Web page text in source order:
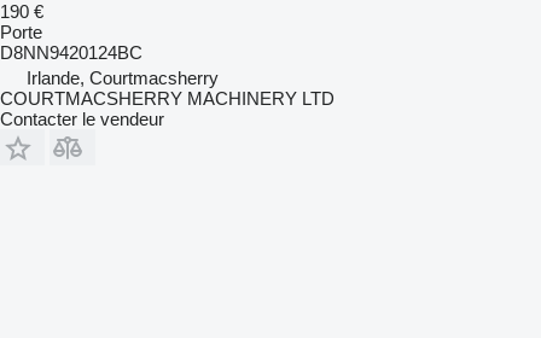
190 €
Porte
D8NN9420124BC
Irlande, Courtmacsherry
COURTMACSHERRY MACHINERY LTD
Contacter le vendeur